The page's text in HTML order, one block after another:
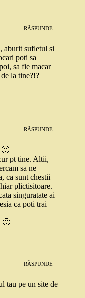
RĂSPUNDE
aburit sufletul si
poti sa
sa fie macar
la tine?!?
RĂSPUNDE
🙂
pt tine. Altii,
sa ne
ca sunt chestii
plictisitoare.
singuratate ai
ca poti trai
🙂
RĂSPUNDE
tau pe un site de